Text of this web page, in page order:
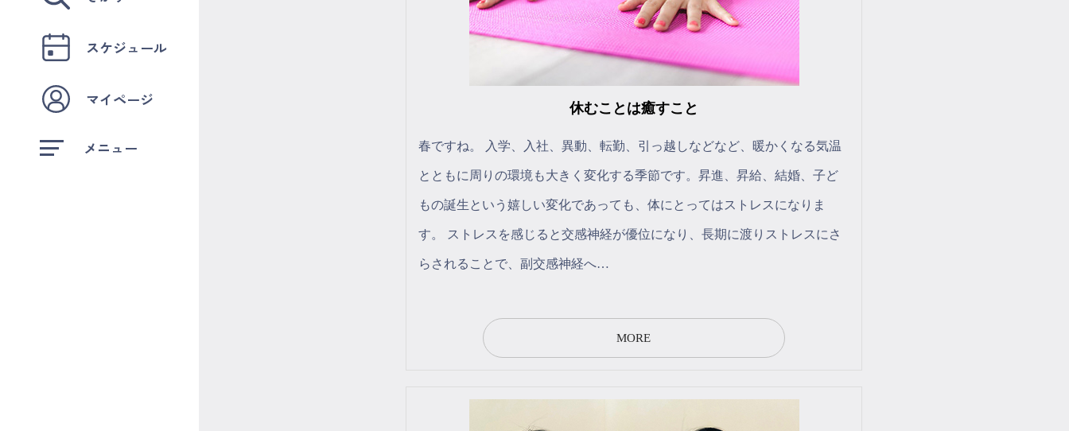
スケジュール
マイページ
メニュー
休むことは癒すこと
春ですね。 入学、入社、異動、転勤、引っ越しなどなど、暖かくなる気温
とともに周りの環境も大きく変化する季節です。昇進、昇給、結婚、子ど
もの誕生という嬉しい変化であっても、体にとってはストレスになりま
す。 ストレスを感じると交感神経が優位になり、長期に渡りストレスにさ
らされることで、副交感神経へ…
MORE